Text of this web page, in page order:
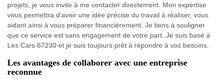
projets, je vous invite à me contacter directement. Mon expertise
vous permettra d'avoir une idée précise du travail à réaliser, vous
aidant ainsi à vous préparer financièrement. Je tiens à souligner
que ce service est sans engagement de votre part. Je suis basé à
Les Cars 87230 et je suis toujours prêt à répondre à vos besoins.
Les avantages de collaborer avec une entreprise
reconnue